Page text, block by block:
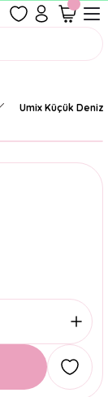
Umix Küçük Deniz